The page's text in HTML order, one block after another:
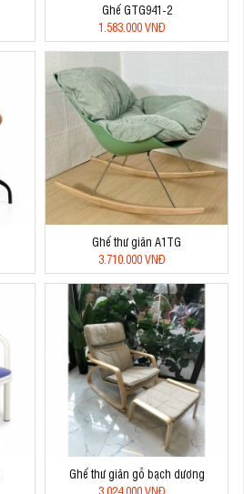
Ghế GTG941-2
1.583.000 VNĐ
Ghế thư giãn A1TG
3.710.000 VNĐ
Ghế thư giãn gỗ bạch dương
3.024.000 VNĐ